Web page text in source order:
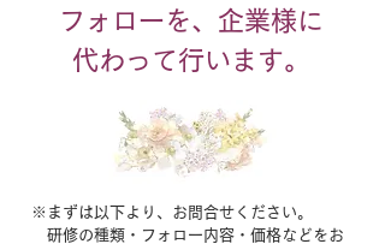
フォローを、企業様に
代わって行います。
※まずは以下より、お問合せください。
研修の種類・フォロー内容・価格などをお